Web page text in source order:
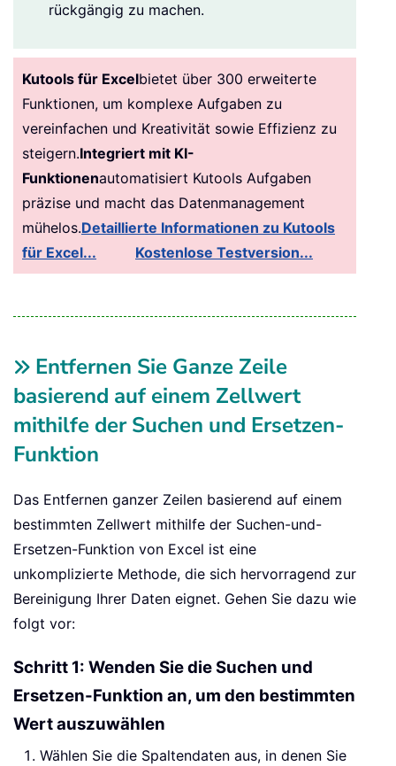
rückgängig zu machen.
Kutools für Excelbietet über 300 erweiterte
Funktionen, um komplexe Aufgaben zu
vereinfachen und Kreativität sowie Effizienz zu
steigern.Integriert mit KI-
Funktionenautomatisiert Kutools Aufgaben
präzise und macht das Datenmanagement
mühelos.Detaillierte Informationen zu Kutools
für Excel...
Kostenlose Testversion...
Entfernen Sie Ganze Zeile
basierend auf einem Zellwert
mithilfe der Suchen und Ersetzen-
Funktion
Das Entfernen ganzer Zeilen basierend auf einem
bestimmten Zellwert mithilfe der Suchen-und-
Ersetzen-Funktion von Excel ist eine
unkomplizierte Methode, die sich hervorragend zur
Bereinigung Ihrer Daten eignet. Gehen Sie dazu wie
folgt vor:
Schritt 1: Wenden Sie die Suchen und
Ersetzen-Funktion an, um den bestimmten
Wert auszuwählen
Wählen Sie die Spaltendaten aus, in denen Sie